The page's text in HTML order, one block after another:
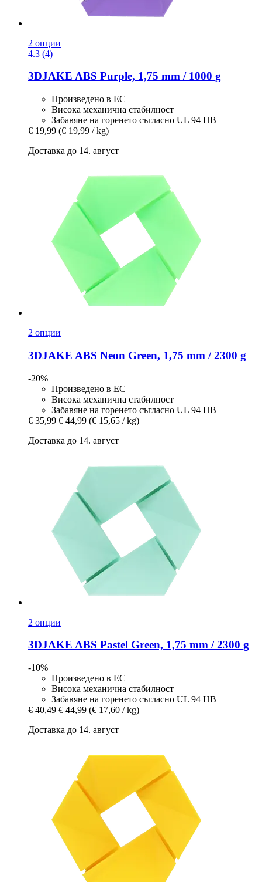
2 опции
4.3 (4)
3DJAKE ABS Purple, 1,75 mm / 1000 g
Произведено в ЕС
Висока механична стабилност
Забавяне на горенето съгласно UL 94 HB
€ 19,99 (€ 19,99 / kg)
Доставка до 14. август
2 опции
3DJAKE ABS Neon Green, 1,75 mm / 2300 g
-20%
Произведено в ЕС
Висока механична стабилност
Забавяне на горенето съгласно UL 94 HB
€ 35,99 € 44,99 (€ 15,65 / kg)
Доставка до 14. август
2 опции
3DJAKE ABS Pastel Green, 1,75 mm / 2300 g
-10%
Произведено в ЕС
Висока механична стабилност
Забавяне на горенето съгласно UL 94 HB
€ 40,49 € 44,99 (€ 17,60 / kg)
Доставка до 14. август